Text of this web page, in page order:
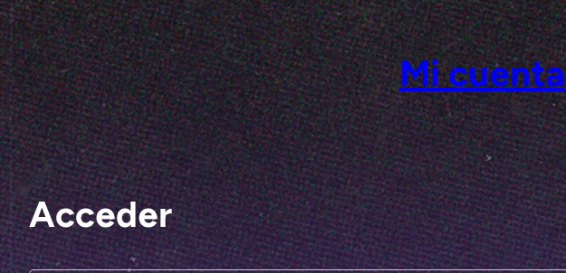
Saltar
al
contenido
Mi cuenta
Acceder